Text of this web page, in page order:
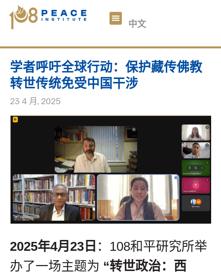
中文
English
学者呼吁全球行动：保护藏传佛教
转世传统免受中国干涉
23 4 月, 2025
2025年4月23日 ：108和平研究所举
办了一场主题为 “转世政治：西